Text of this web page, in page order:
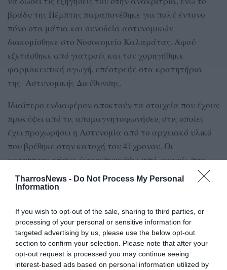
TharrosNews - Do Not Process My Personal
Information
If you wish to opt-out of the sale, sharing to third parties, or
processing of your personal or sensitive information for
targeted advertising by us, please use the below opt-out
section to confirm your selection. Please note that after your
opt-out request is processed you may continue seeing
interest-based ads based on personal information utilized by
βράδυ της Πέμπτης παραπονέθηκε για πολύ έντονο
πόνο στα μάτια και συνοδεία αστυνομικών
διακομίσθηκε στο Νοσοκομείο Καλαμάτας. Αφού
εξετάσθηκε από γιατρούς και του χορηγήθηκε
φαρμακευτική αγωγή, επέστρεψε στα κρατητήρια
της Αστυνομικής Διεύθυνσης.
Ιδιαίτερο ενδιαφέρον αποκτούν τα στοιχεία που έχουν
προκύψει από τις απομαγνητοφωνήσεις στις οποίες
έχει προχωρήσει η Αστυνομία από το αρχειακό υλικό
που βρέθηκε στην κατοχή του 41χρονου. Οι
μαγνητοφωνήσεις έχουν προκύψει από «κοριό» που
είχε τοποθετήσει ο ίδιος και τον οποίο, όπως έχει
παραδεχθεί, κατέστρεψε μία ημέρα πριν από το
Επίσης, στη δικογραφία έχουν προστεθεί στοιχεία από
έρευνα που έκανε η Αστυνομία σε έτερο διαμέρισμα
από αυτό που έμενε η οικογένεια, όπου εντοπίστηκαν
και κατασχέθηκαν νέα ψηφιακά αρχεία.